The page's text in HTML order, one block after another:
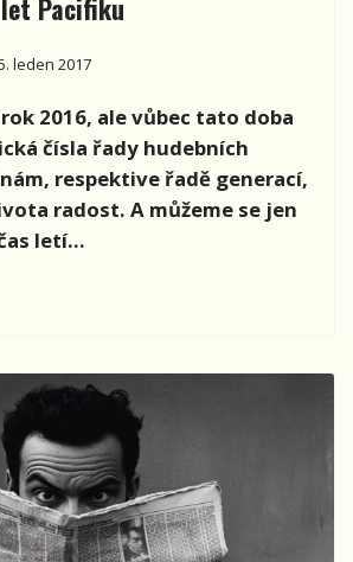
Pacifiku
leden 2017
2016, ale vůbec tato doba
čísla řady hudebních
respektive řadě generací,
radost. A můžeme se jen
letí…